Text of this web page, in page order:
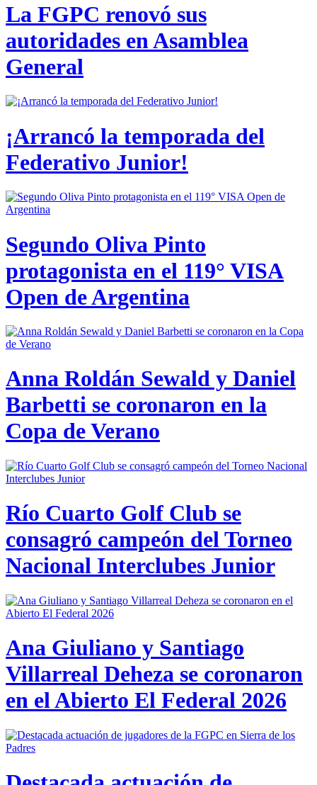
La FGPC renovó sus
autoridades en Asamblea
General
¡Arrancó la temporada del
Federativo Junior!
Segundo Oliva Pinto
protagonista en el 119° VISA
Open de Argentina
Anna Roldán Sewald y Daniel
Barbetti se coronaron en la
Copa de Verano
Río Cuarto Golf Club se
consagró campeón del Torneo
Nacional Interclubes Junior
Ana Giuliano y Santiago
Villarreal Deheza se coronaron
en el Abierto El Federal 2026